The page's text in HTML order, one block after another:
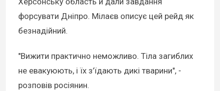
форсувати Дніпро. Мілаєв описує цей рейд як
безнадійний.
"Вижити практично неможливо. Тіла загиблих
не евакуюють, і їх з’їдають дикі тварини", -
розповів росіянин.